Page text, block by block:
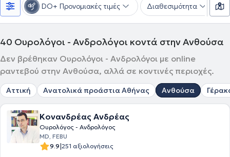
DO+ Προνομιακές τιμές Διαθεσιμότητα
40 Ουρολόγοι - Ανδρολόγοι κοντά στην Ανθούσα
Δεν βρέθηκαν Ουρολόγοι - Ανδρολόγοι με online
ραντεβού στην Ανθούσα, αλλά σε κοντινές περιοχές.
Αττική Ανατολικά προάστια Αθήνας Ανθούσα
Κονανδρέας Ανδρέας
Ουρολόγος - Ανδρολόγος
MD, FEBU
9.9|251 αξιολογήσεις